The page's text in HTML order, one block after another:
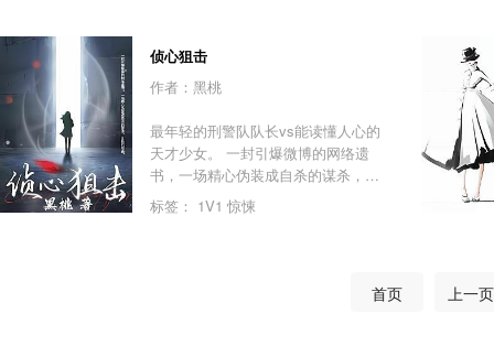
护住自家院子的，她就能！特别能！
服，试试？
侦心狙击
作者：黑桃
最年轻的刑警队队长vs能读懂人心的
天才少女。 一封引爆微博的网络遗
书，一场精心伪装成自杀的谋杀，让
他们相遇。 他们是最默契的组合，探
案窥心 透着怪异的诱奸案、天台上的
相细思极恐。 沐阳笔记本上的神秘图
腾，牵出林澈背负的陈年悬案钉在墙
标签： 1V1 惊悚
首页 上一页